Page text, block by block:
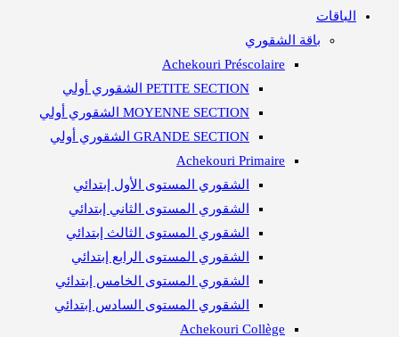
الباقات
باقة الشقوري
Achekouri Préscolaire
PETITE SECTION الشقوري أولي
MOYENNE SECTION الشقوري أولي
GRANDE SECTION الشقوري أولي
Achekouri Primaire
الشقوري المستوى الأول إبتدائي
الشقوري المستوى الثاني إبتدائي
الشقوري المستوى الثالث إبتدائي
الشقوري المستوى الرابع إبتدائي
الشقوري المستوى الخامس إبتدائي
الشقوري المستوى السادس إبتدائي
Achekouri Collège